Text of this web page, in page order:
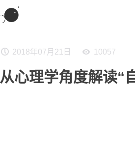
2018年07月21日 10057
从心理学角度解读“